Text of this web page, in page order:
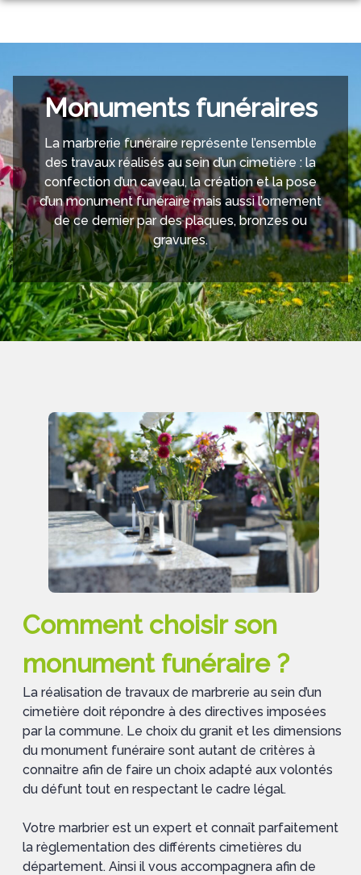
Aller
contenu
PRÉVOIR SES OBSÈQUES
SERVICES AUX FAMILLES
MONUMENTS FUNÉRAIRES
NOTRE CHAMBRE FUNÉRAIRE
CARTE DE REMERCIEMENT
ESPACES HOMMAGES
Monuments funéraires
La marbrerie funéraire représente l’ensemble
des travaux réalisés au sein d’un cimetière : la
confection d’un caveau, la création et la pose
d’un monument funéraire mais aussi l’ornement
de ce dernier par des plaques, bronzes ou
gravures.
Comment choisir son
monument funéraire ?
La réalisation de travaux de marbrerie au sein d’un
cimetière doit répondre à des directives imposées
par la commune. Le choix du granit et les dimensions
du monument funéraire sont autant de critères à
connaitre afin de faire un choix adapté aux volontés
du défunt tout en respectant le cadre légal.
Votre marbrier est un expert et connaît parfaitement
la règlementation des différents cimetières du
département. Ainsi il vous accompagnera afin de